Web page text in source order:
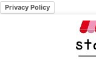
Privacy Policy